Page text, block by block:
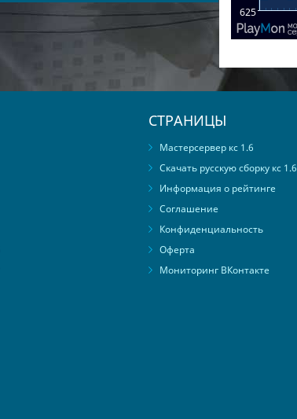
СТРАНИЦЫ
Мастерсервер кс 1.6
Скачать русскую сборку кс 1.6
Информация о рейтинге
Соглашение
Конфиденциальность
Оферта
Мониторинг ВКонтакте